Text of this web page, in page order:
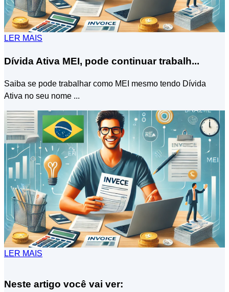
Neste artigo você vai ver:
LER MAIS
Dívida Ativa MEI, pode continuar trabalh...
Saiba se pode trabalhar como MEI mesmo tendo Dívida
Ativa no seu nome ...
LER MAIS